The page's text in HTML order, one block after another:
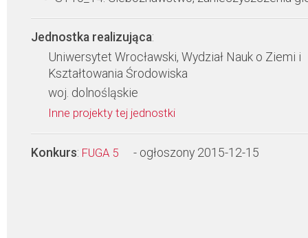
Jednostka realizująca:
Uniwersytet Wrocławski, Wydział Nauk o Ziemi i
Kształtowania Środowiska
woj. dolnośląskie
Inne projekty tej jednostki
Konkurs: FUGA 5 - ogłoszony 2015-12-15